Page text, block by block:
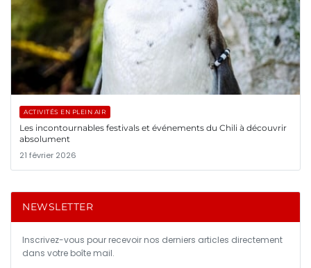
ACTIVITÉS EN PLEIN AIR
Les incontournables festivals et événements du Chili à découvrir
absolument
21 février 2026
NEWSLETTER
Inscrivez-vous pour recevoir nos derniers articles directement
dans votre boîte mail.